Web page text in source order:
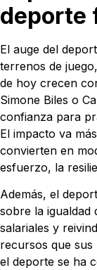
deporte
El auge del
terrenos de
de hoy crecen
Simone Biles o
confianza para
El impacto va
convierten en
esfuerzo, la
Además, el
sobre la igualdad
salariales y
recursos que sus
el deporte se ha